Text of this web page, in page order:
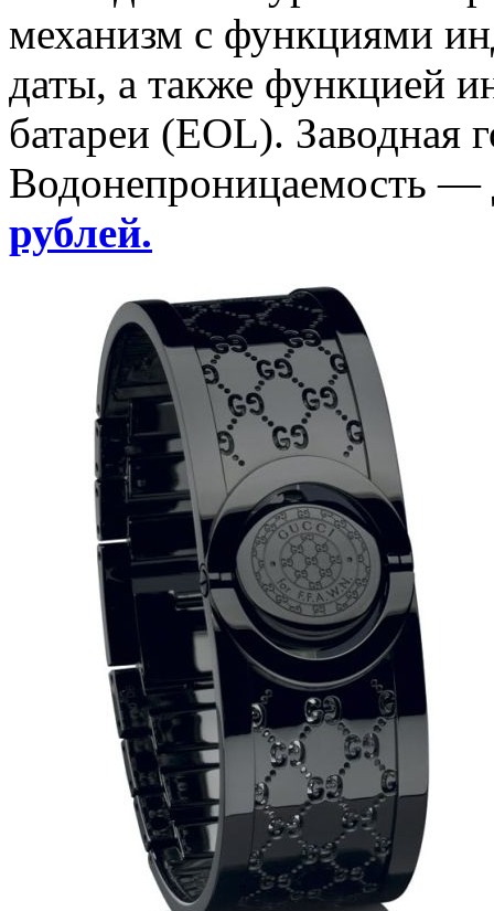
механизм с функциями
даты, а также функцией
батареи (EOL). Заводная
Водонепроницаемость
рублей.